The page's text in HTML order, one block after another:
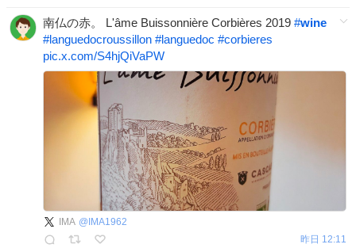
南仏の赤。 L'âme Buissonnière Corbières 2019 #wine
#languedocroussillon #languedoc #corbieres
pic.x.com/S4hjQiVaPW
IMA @ IMA1962
昨日 12:11